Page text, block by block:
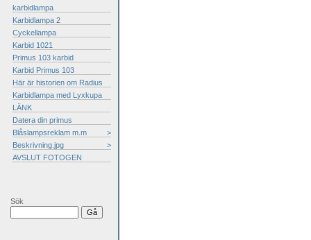
karbidlampa
Karbidlampa 2
Cyckellampa
Karbid 1021
Primus 103 karbid
Karbid Primus 103
Här är historien om Radius
Karbidlampa med Lyxkupa
LÄNK
Datera din primus
Blåslampsreklam m.m
>
Beskrivning.jpg
>
AVSLUT FOTOGEN
Sök